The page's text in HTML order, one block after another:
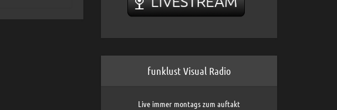
funklust Visual Radio
Live immer montags zum auftakt